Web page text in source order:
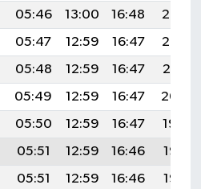
05:46 13:00 16:48
20:03
05:47 12:59 16:47
20:02
05:48 12:59 16:47
20:01
05:49 12:59 16:47
20:00
05:50 12:59 16:47
19:59
05:51 12:59 16:46
19:57
05:51 12:59 16:46
19:56